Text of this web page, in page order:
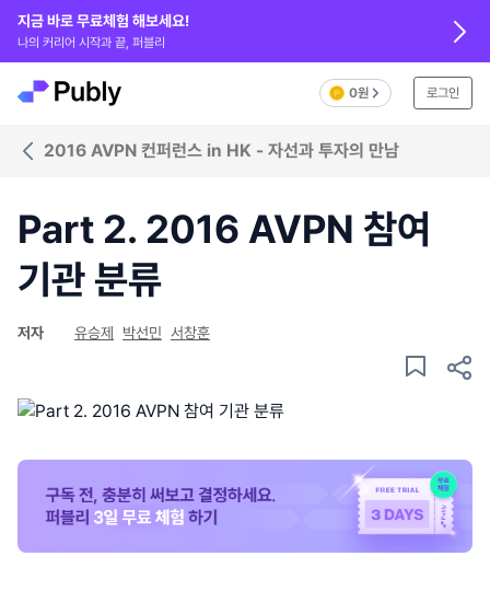
지금 바로 무료체험 해보세요!
나의 커리어 시작과 끝, 퍼블리
0원 로그인
2016 AVPN 컨퍼런스 in HK - 자선과 투자의 만남
Part 2. 2016 AVPN 참여
기관 분류
저자 유승제 박선민 서창훈